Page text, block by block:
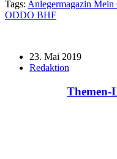
Tags: Anlegermagazin Mein
ODDO BHF
23. Mai 2019
Redaktion
Themen-